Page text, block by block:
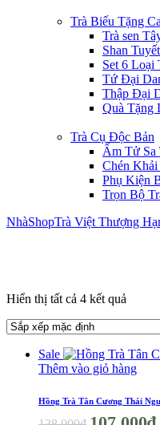
Trà Biếu Tặng
Trà sen
Shan
Set 6 Loại
Tứ Đại
Thập Đại
Quà Tặng
Trà Cụ Độc Bản
Ấm Tử Sa
Chén
Phụ Kiện
Trọn Bộ
NhàShopTrà Việt Thượng
Hiển thị tất cả 4 kết quả
Sale
Thêm vào giỏ hàng
Hồng Trà Tân Cương Thái
Giá